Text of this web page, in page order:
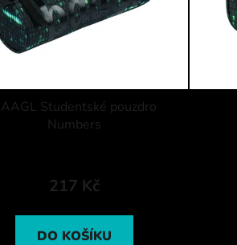
Studentské pouzdro
Numbers
217 Kč
DO KOŠÍKU